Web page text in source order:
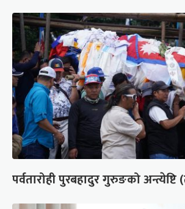
पर्वतारोही पुरबहादुर गुरुङको